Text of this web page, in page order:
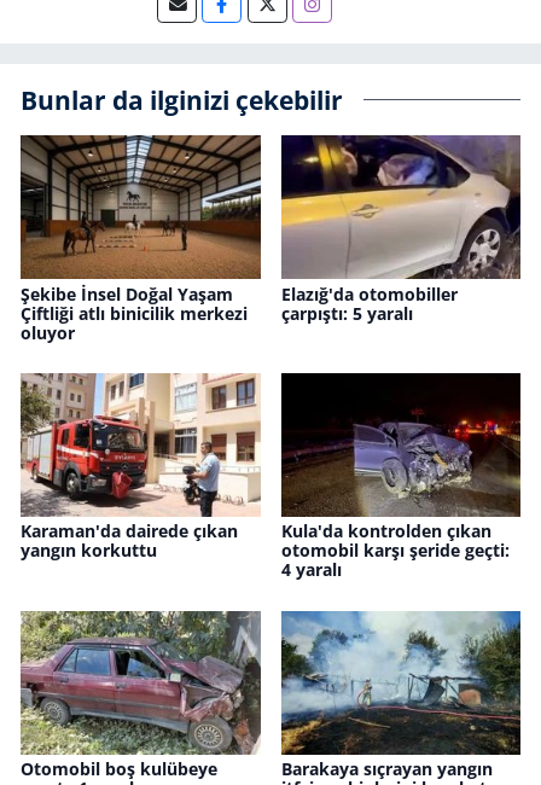
Bunlar da ilginizi çekebilir
Şekibe İnsel Doğal Yaşam
Çiftliği atlı binicilik merkezi
oluyor
Elazığ'da otomobiller
çarpıştı: 5 yaralı
Karaman'da dairede çıkan
yangın korkuttu
Kula'da kontrolden çıkan
otomobil karşı şeride geçti:
4 yaralı
Otomobil boş kulübeye
Barakaya sıçrayan yangın